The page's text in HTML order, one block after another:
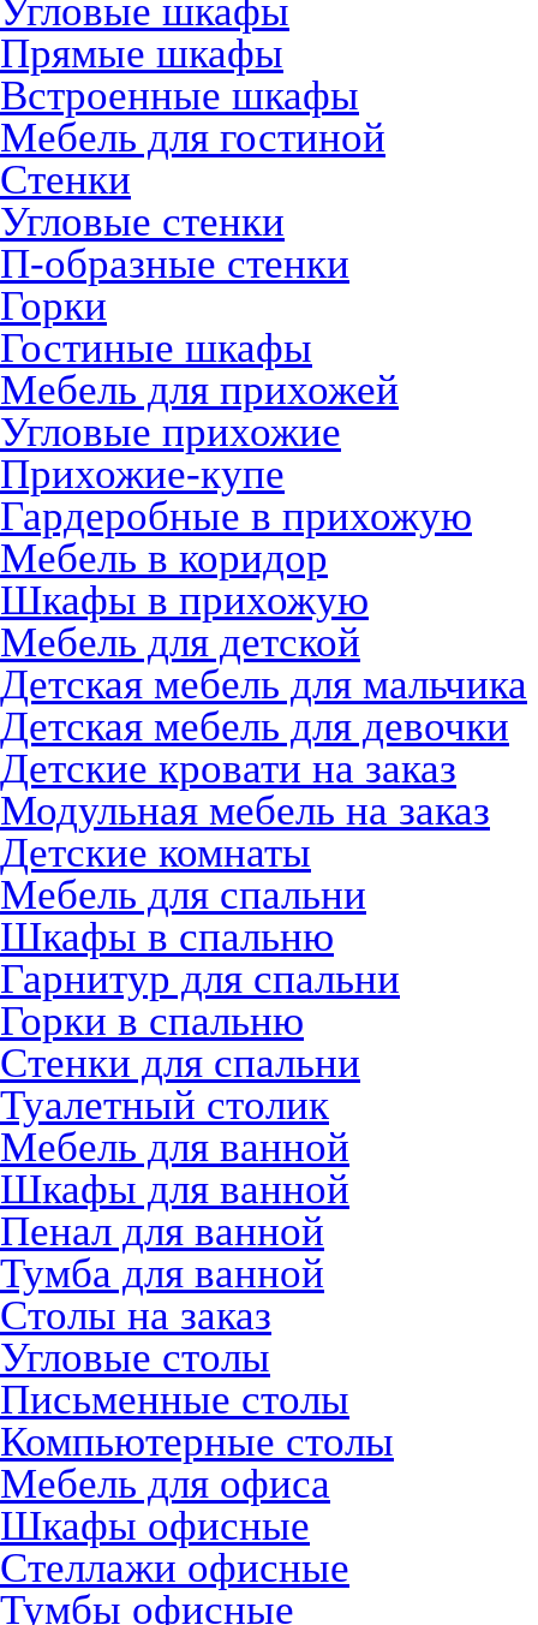
Угловые шкафы
Прямые шкафы
Встроенные шкафы
Мебель для гостиной
Стенки
Угловые стенки
П-образные стенки
Горки
Гостиные шкафы
Мебель для прихожей
Угловые прихожие
Прихожие-купе
Гардеробные в прихожую
Мебель в коридор
Шкафы в прихожую
Мебель для детской
Детская мебель для мальчика
Детская мебель для девочки
Детские кровати на заказ
Модульная мебель на заказ
Детские комнаты
Мебель для спальни
Шкафы в спальню
Гарнитур для спальни
Горки в спальню
Стенки для спальни
Туалетный столик
Мебель для ванной
Шкафы для ванной
Пенал для ванной
Тумба для ванной
Столы на заказ
Угловые столы
Письменные столы
Компьютерные столы
Мебель для офиса
Шкафы офисные
Стеллажи офисные
Тумбы офисные